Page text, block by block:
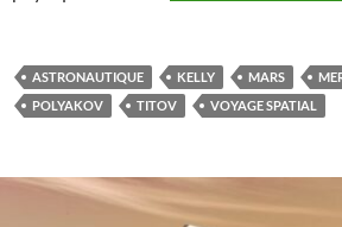
ASTRONAUTIQUE KELLY MARS
POLYAKOV
TITOV VOYAGE SPATIAL